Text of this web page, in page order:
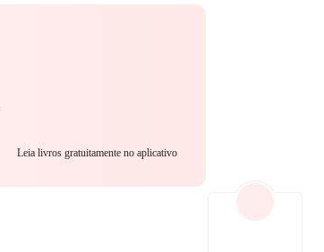
Leia livros gratuitamente no aplicativo